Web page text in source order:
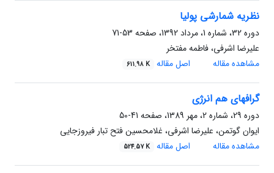
نظریه شمارشی پولیا
دوره 32، شماره 1، مرداد 1392، صفحه
53-71
علیرضا اشرفی، فاطمه مفتخر
مشاهده مقاله
اصل مقاله 611.98 K
گرافهای هم انرژی
دوره 29، شماره 2، مهر 1389، صفحه
41-50
ایوان گوتمن، علیرضا اشرفی، غلامحسین فتح تبار فیروزجایی
مشاهده مقاله
اصل مقاله 524.57 K